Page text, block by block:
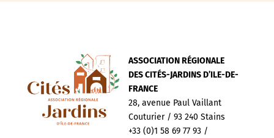
ASSOCIATION RÉGIONALE
DES CITÉS-JARDINS D’ILE-DE-
FRANCE
28, avenue Paul Vaillant
Couturier / 93 240 Stains
+33 (0)1 58 69 77 93 /